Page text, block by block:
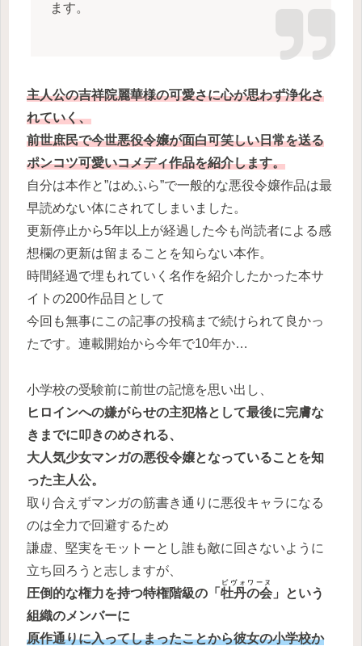
ます。
主人公の吉祥院麗華様の可愛さに心が思わず浄化さ
れていく、
前世庶民で今世悪役令嬢が面白可笑しい日常を送る
ポンコツ可愛いコメディ作品を紹介します。
自分は本作と”はめふら”で一般的な悪役令嬢作品は最
早読めない体にされてしまいました。
更新停止から5年以上が経過した今も尚読者による感
想欄の更新は留まることを知らない本作。
時間経過で埋もれていく名作を紹介したかった本サ
イトの200作品目として
今回も無事にこの記事の投稿まで続けられて良かっ
たです。連載開始から今年で10年か…
小学校の受験前に前世の記憶を思い出し、
ヒロインへの嫌がらせの主犯格として最後に完膚な
きまでに叩きのめされる、
大人気少女マンガの悪役令嬢となっていることを知
った主人公。
取り合えずマンガの筋書き通りに悪役キャラになる
のは全力で回避するため
謙虚、堅実をモットーとし誰も敵に回さないように
立ち回ろうと志しますが、
圧倒的な権力を持つ特権階級の「 牡丹の会
ピヴォワーヌ
」という
組織のメンバーに
原作通りに入ってしまったことから彼女の小学校か